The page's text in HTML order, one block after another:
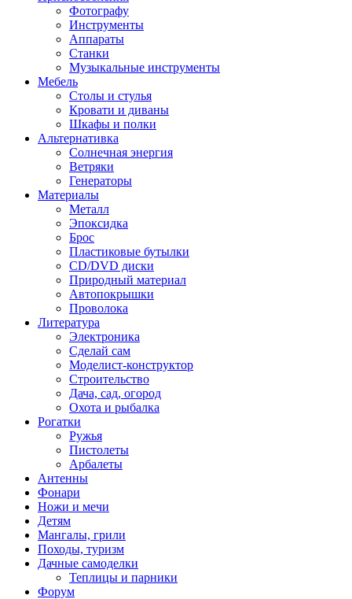
Фотографу
Инструменты
Аппараты
Станки
Музыкальные инструменты
Мебель
Столы и стулья
Кровати и диваны
Шкафы и полки
Альтернативка
Солнечная энергия
Ветряки
Генераторы
Материалы
Металл
Эпоксидка
Брос
Пластиковые бутылки
CD/DVD диски
Природный материал
Автопокрышки
Проволока
Литература
Электроника
Сделай сам
Моделист-конструктор
Строительство
Дача, сад, огород
Охота и рыбалка
Рогатки
Ружья
Пистолеты
Арбалеты
Антенны
Фонари
Ножи и мечи
Детям
Мангалы, грили
Походы, туризм
Дачные самоделки
Теплицы и парники
Форум